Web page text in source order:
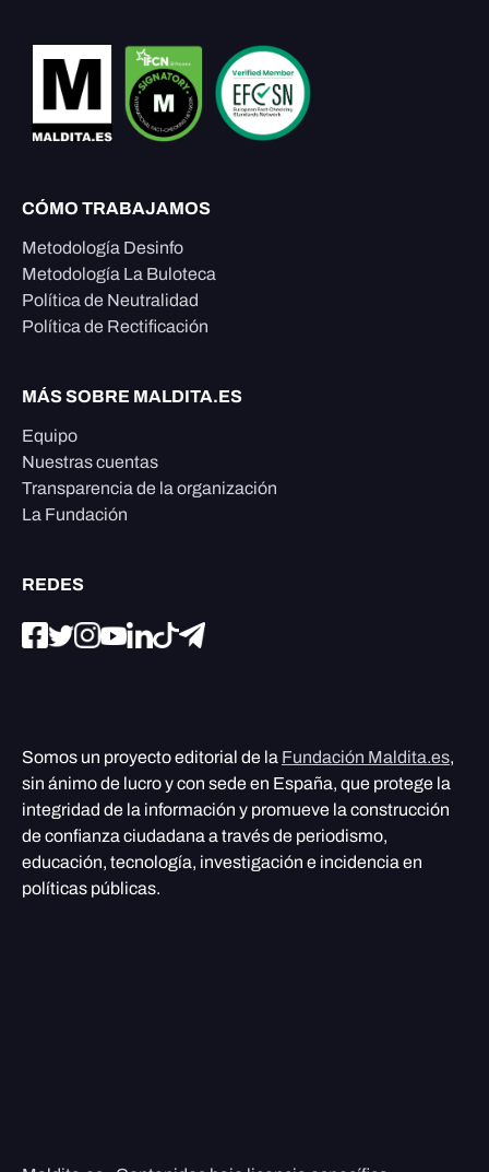
CÓMO TRABAJAMOS
Metodología Desinfo
Metodología La Buloteca
Política de Neutralidad
Política de Rectificación
MÁS SOBRE MALDITA.ES
Equipo
Nuestras cuentas
Transparencia de la organización
La Fundación
REDES
Somos un proyecto editorial de la Fundación Maldita.es,
sin ánimo de lucro y con sede en España, que protege la
integridad de la información y promueve la construcción
de confianza ciudadana a través de periodismo,
educación, tecnología, investigación e incidencia en
políticas públicas.